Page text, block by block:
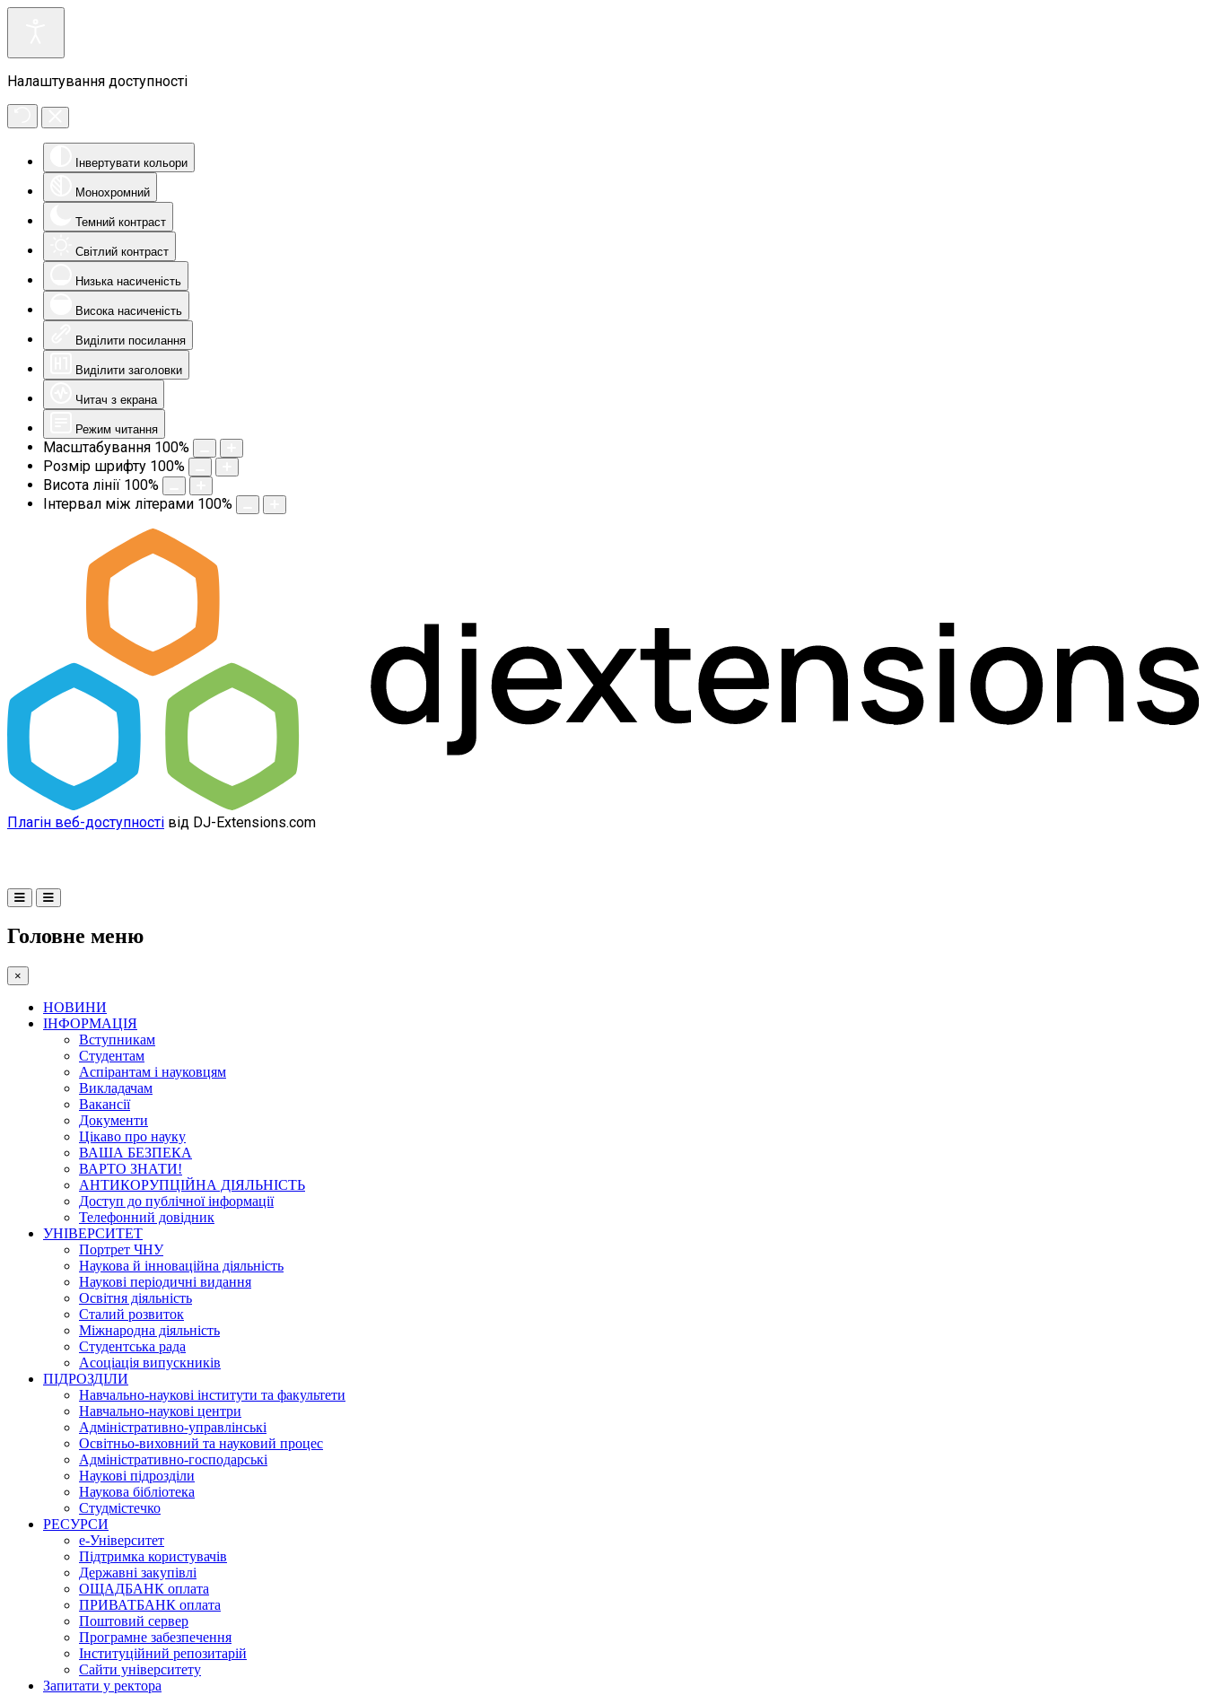
Налаштування доступності
Інвертувати кольори
Монохромний
Темний контраст
Світлий контраст
Низька насиченість
Висока насиченість
Виділити посилання
Виділити заголовки
Читач з екрана
Режим читання
Масштабування 100%
Розмір шрифту 100%
Висота лінії 100%
Інтервал між літерами 100%
Плагін веб-доступності від DJ-Extensions.com
Головне меню
×
НОВИНИ
ІНФОРМАЦІЯ
Вступникам
Студентам
Аспірантам і науковцям
Викладачам
Вакансії
Документи
Цікаво про науку
ВАША БЕЗПЕКА
ВАРТО ЗНАТИ!
АНТИКОРУПЦІЙНА ДІЯЛЬНІСТЬ
Доступ до публічної інформації
Телефонний довідник
УНІВЕРСИТЕТ
Портрет ЧНУ
Наукова й інноваційна діяльність
Наукові періодичні видання
Освітня діяльність
Сталий розвиток
Міжнародна діяльність
Студентська рада
Асоціація випускників
ПІДРОЗДІЛИ
Навчально-наукові інститути та факультети
Навчально-наукові центри
Адміністративно-управлінські
Освітньо-виховний та науковий процес
Адміністративно-господарські
Наукові підрозділи
Наукова бібліотека
Студмістечко
РЕСУРСИ
е-Університет
Підтримка користувачів
Державні закупівлі
ОЩАДБАНК оплата
ПРИВАТБАНК оплата
Поштовий сервер
Програмне забезпечення
Інституційний репозитарій
Сайти університету
Запитати у ректора